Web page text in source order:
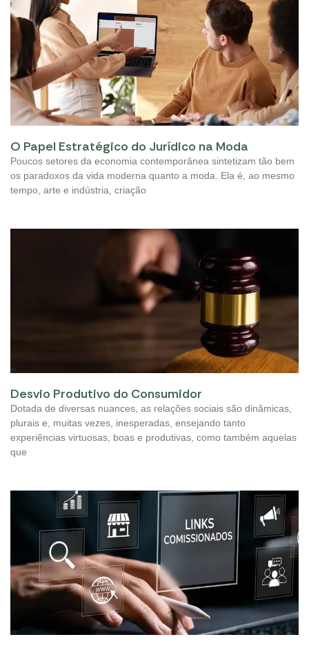
O Papel Estratégico do Jurídico na Moda
Poucos setores da economia contemporânea sintetizam tão bem
os paradoxos da vida moderna quanto a moda. Ela é, ao mesmo
tempo, arte e indústria, criação
Desvio Produtivo do Consumidor
Dotada de diversas nuances, as relações sociais são dinâmicas,
plurais e, muitas vezes, inesperadas, ensejando tanto
experiências virtuosas, boas e produtivas, como também aquelas
que